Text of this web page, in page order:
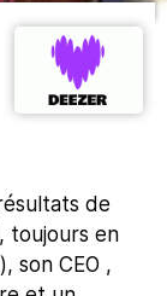
de
toujours en
son CEO ,